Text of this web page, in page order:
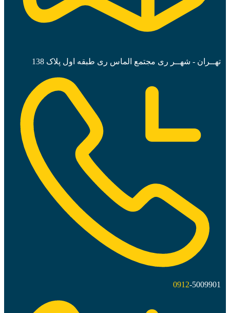
تهــران - شهــر ری مجتمع الماس ری طبقه اول پلاک 138
0912-5009901